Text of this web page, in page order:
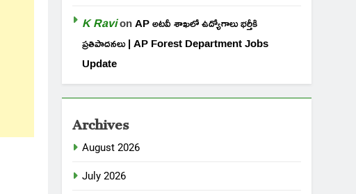
K RavionAP అటవీ శాఖలో ఉద్యోగాలు భర్తీకి
ప్రతిపాదనలు | AP Forest Department Jobs
Update
Archives
August 2026
July 2026